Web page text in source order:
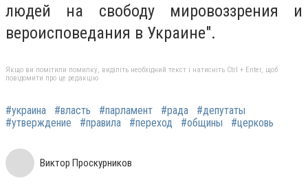
людей на свободу мировоззрения и
вероисповедания в Украине".
Якщо ви помітили помилку, виділіть необхідний текст і натисніть Ctrl + Enter, щоб
повідомити про це редакцію
#украина #власть #парламент #рада
#депутаты
#утверждение
#правила #переход #общины #церковь
Виктор Проскурников